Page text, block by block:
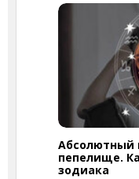
Абсолютный
пепелище.
зодиака